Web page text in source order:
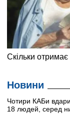
Новини
Чотири КАБи
18 людей, серед